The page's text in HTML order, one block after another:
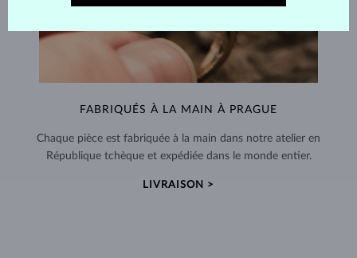
FABRIQUÉS À LA MAIN À PRAGUE
Chaque pièce est fabriquée à la main dans notre atelier en
République tchèque et expédiée dans le monde entier.
LIVRAISON >